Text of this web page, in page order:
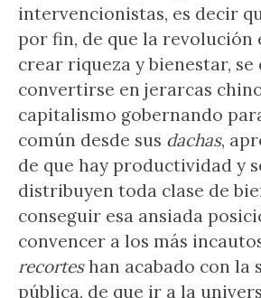
intervencionistas, es decir
por fin, de que la revolución
crear riqueza y bienestar, se
convertirse en jerarcas
capitalismo gobernando
común desde sus dachas,
de que hay productividad y
distribuyen toda clase de
conseguir esa ansiada
convencer a los más
recorteshan acabado con la
pública, de que ir a la